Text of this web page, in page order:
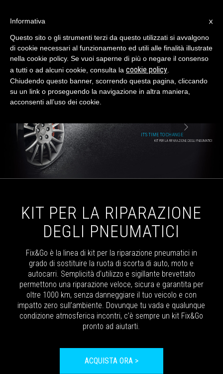
ITALIANO
IT'S TIME TO CHANGE
KIT PER LA RIPARAZIONE DEGLI PNEUMATICI
KIT PER LA RIPARAZIONE
DEGLI PNEUMATICI
Fix&Go è la linea di kit per la riparazione pneumatici in
grado di sostituire la ruota di scorta di auto, moto e
autocarri. Semplicità d’utilizzo e sigillante brevettato
permettono una riparazione veloce, sicura e garantita per
oltre 1000 km, senza danneggiare il tuo veicolo e con
impatto zero sull’ambiente. Dovunque tu vada e qualunque
condizione atmosferica incontri, c’è sempre un kit Fix&Go
pronto ad aiutarti.
ACQUISTA ORA >
×
Informativa
Questo sito o gli strumenti terzi da questo utilizzati si avvalgono
di cookie necessari al funzionamento ed utili alle finalità illustrate
nella cookie policy. Se vuoi saperne di più o negare il consenso
a tutti o ad alcuni cookie, consulta la cookie policy
Chiudendo questo banner, scorrendo questa pagina, cliccando
su un link o proseguendo la navigazione in altra maniera,
acconsenti all’uso dei cookie.